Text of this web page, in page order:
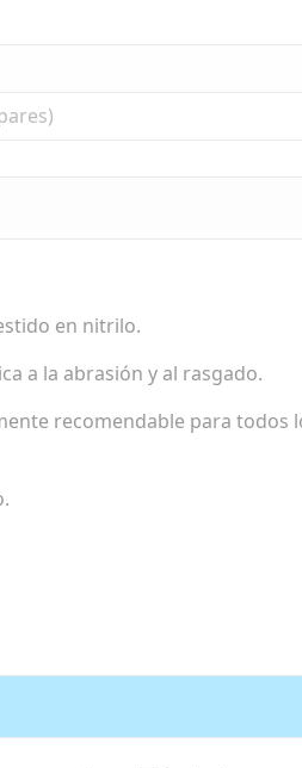
en nitrilo.
a la abrasión y al rasgado.
recomendable para todos